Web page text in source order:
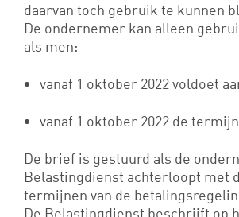
daarvan toch gebruik te kunnen
De ondernemer kan alleen
als men:
vanaf 1 oktober 2022 voldoet
vanaf 1 oktober 2022 de
De brief is gestuurd als de
Belastingdienst achterloopt met
termijnen van de
De Belastingdienst beschrijft op